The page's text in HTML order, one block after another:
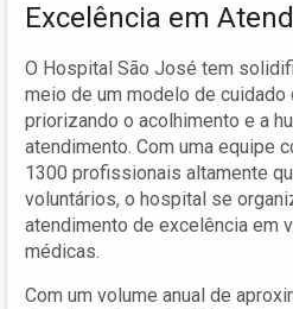
Excelência em
O Hospital São José tem
meio de um modelo de cuidado
priorizando o acolhimento e a
atendimento. Com uma equipe
1300 profissionais altamente
voluntários, o hospital se
atendimento de excelência em
médicas.
Com um volume anual de